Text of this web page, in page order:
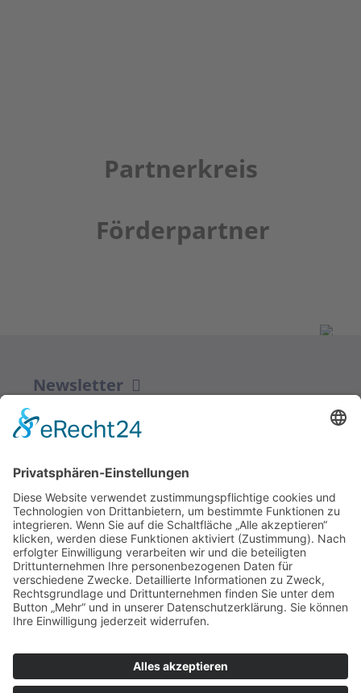
Partnerkreis
Förderpartner
Newsletter
ZUR ANMELDUNG
Redaktion bbkult.net
Centrum Bavaria Bohemia (CeBB)
Dr. Veronika Hofinger
Freyung 1, 92539 Schönsee
Tel.:+49 (0)9674 / 92 48 78
veronika.hofinger@cebb.de